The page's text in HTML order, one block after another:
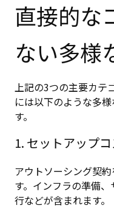
直接的な
ない多様
上記の3つの主要カ
には以下のような多
す。
1. セットアップ
アウトソーシング契
す。インフラの準備
行などが含まれます。